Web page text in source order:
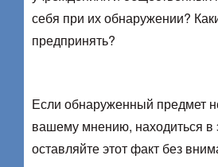
себя при их обнаружении?
предпринять?
Если обнаруженный предмет
вашему мнению, находиться в
оставляйте этот факт без